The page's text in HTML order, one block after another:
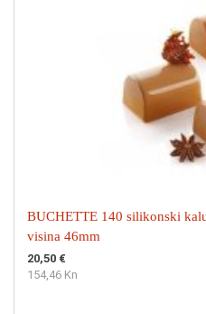
BUCHETTE 140 silikonski
visina 46mm
20,50 €
154,46 Kn